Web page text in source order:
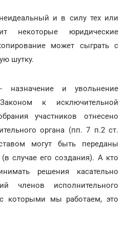
и в силу тех или
некоторые юридические
может сыграть с
шутку.
назначение и увольнение
к исключительной
участников отнесено
органа (пп. 7 п.2 ст.
могут быть переданы
случае его создания). А кто
решения касательно
членов исполнительного
которыми мы работаем, это